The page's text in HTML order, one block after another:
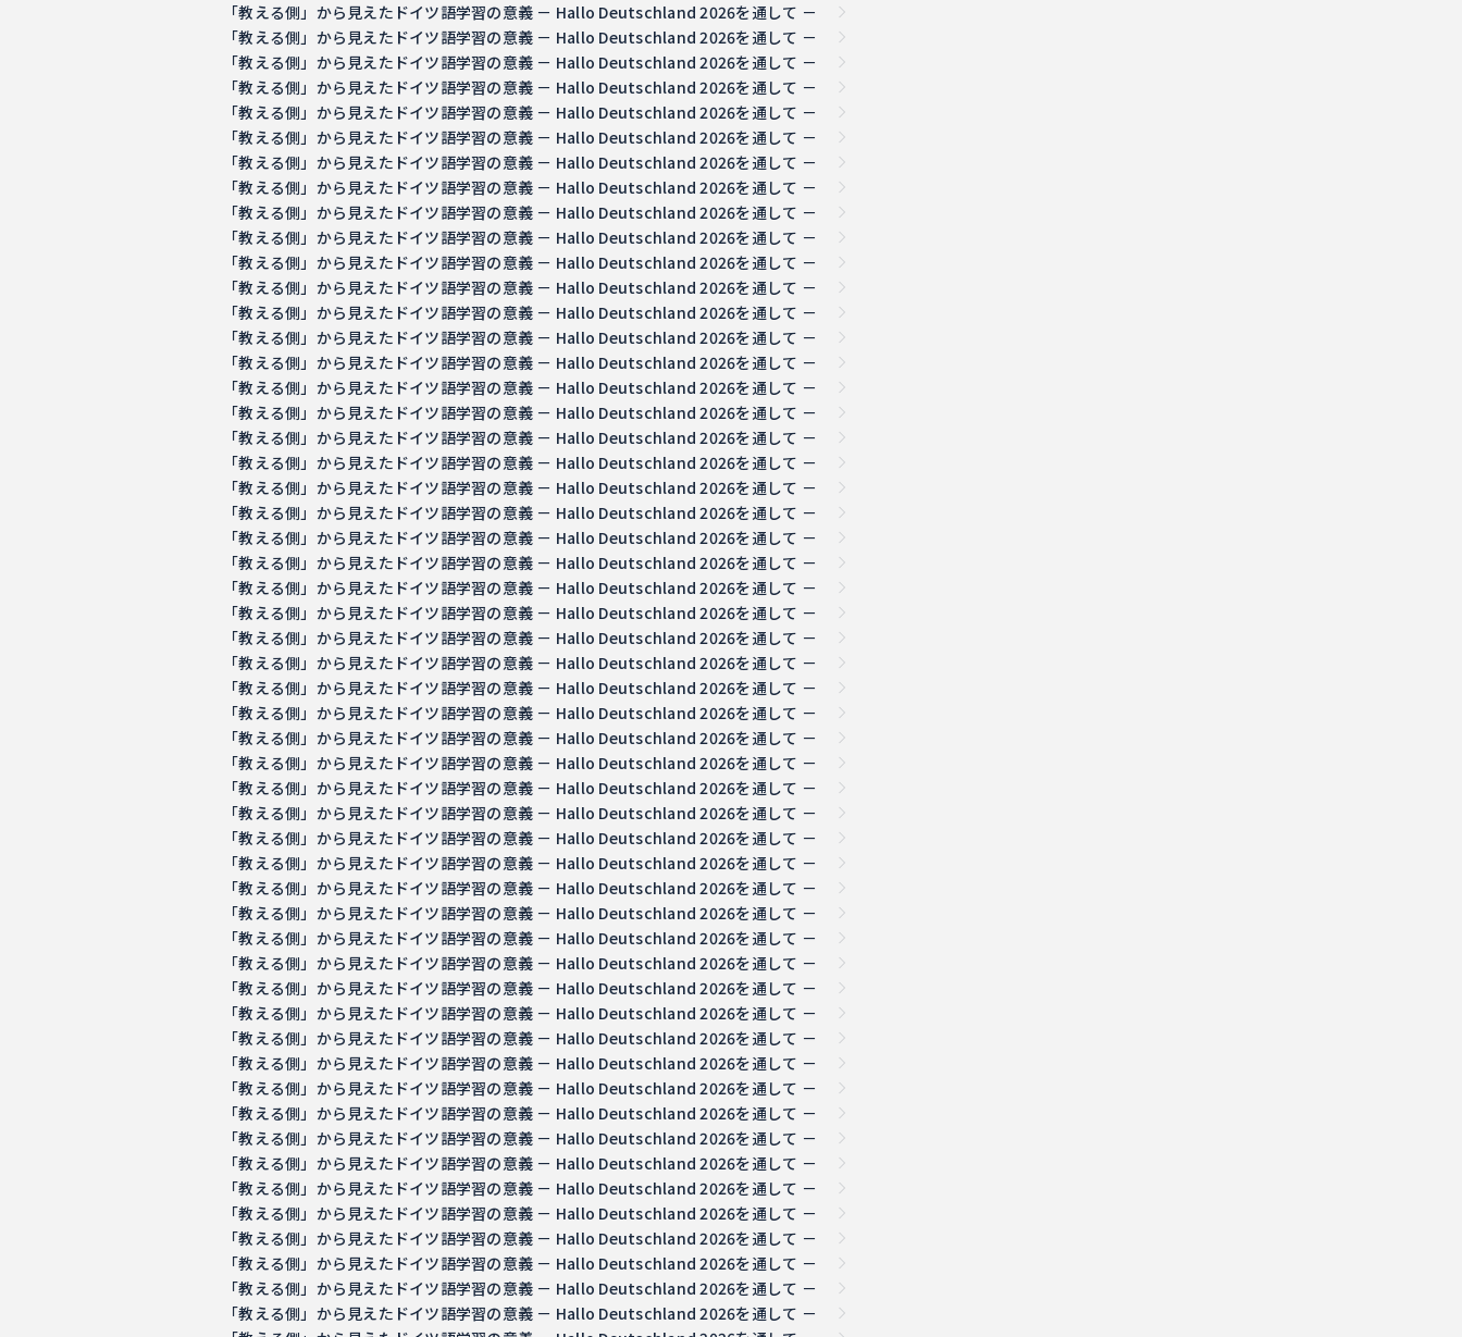
「教える側」から見えたドイツ語学習の意義 － Hallo Deutschland 2026を通して －
「教える側」から見えたドイツ語学習の意義 － Hallo Deutschland 2026を通して －
「教える側」から見えたドイツ語学習の意義 － Hallo Deutschland 2026を通して －
「教える側」から見えたドイツ語学習の意義 － Hallo Deutschland 2026を通して －
「教える側」から見えたドイツ語学習の意義 － Hallo Deutschland 2026を通して －
「教える側」から見えたドイツ語学習の意義 － Hallo Deutschland 2026を通して －
「教える側」から見えたドイツ語学習の意義 － Hallo Deutschland 2026を通して －
「教える側」から見えたドイツ語学習の意義 － Hallo Deutschland 2026を通して －
「教える側」から見えたドイツ語学習の意義 － Hallo Deutschland 2026を通して －
「教える側」から見えたドイツ語学習の意義 － Hallo Deutschland 2026を通して －
「教える側」から見えたドイツ語学習の意義 － Hallo Deutschland 2026を通して －
「教える側」から見えたドイツ語学習の意義 － Hallo Deutschland 2026を通して －
「教える側」から見えたドイツ語学習の意義 － Hallo Deutschland 2026を通して －
「教える側」から見えたドイツ語学習の意義 － Hallo Deutschland 2026を通して －
「教える側」から見えたドイツ語学習の意義 － Hallo Deutschland 2026を通して －
「教える側」から見えたドイツ語学習の意義 － Hallo Deutschland 2026を通して －
「教える側」から見えたドイツ語学習の意義 － Hallo Deutschland 2026を通して －
「教える側」から見えたドイツ語学習の意義 － Hallo Deutschland 2026を通して －
「教える側」から見えたドイツ語学習の意義 － Hallo Deutschland 2026を通して －
「教える側」から見えたドイツ語学習の意義 － Hallo Deutschland 2026を通して －
「教える側」から見えたドイツ語学習の意義 － Hallo Deutschland 2026を通して －
「教える側」から見えたドイツ語学習の意義 － Hallo Deutschland 2026を通して －
「教える側」から見えたドイツ語学習の意義 － Hallo Deutschland 2026を通して －
「教える側」から見えたドイツ語学習の意義 － Hallo Deutschland 2026を通して －
「教える側」から見えたドイツ語学習の意義 － Hallo Deutschland 2026を通して －
「教える側」から見えたドイツ語学習の意義 － Hallo Deutschland 2026を通して －
「教える側」から見えたドイツ語学習の意義 － Hallo Deutschland 2026を通して －
「教える側」から見えたドイツ語学習の意義 － Hallo Deutschland 2026を通して －
「教える側」から見えたドイツ語学習の意義 － Hallo Deutschland 2026を通して －
「教える側」から見えたドイツ語学習の意義 － Hallo Deutschland 2026を通して －
「教える側」から見えたドイツ語学習の意義 － Hallo Deutschland 2026を通して －
「教える側」から見えたドイツ語学習の意義 － Hallo Deutschland 2026を通して －
「教える側」から見えたドイツ語学習の意義 － Hallo Deutschland 2026を通して －
「教える側」から見えたドイツ語学習の意義 － Hallo Deutschland 2026を通して －
「教える側」から見えたドイツ語学習の意義 － Hallo Deutschland 2026を通して －
「教える側」から見えたドイツ語学習の意義 － Hallo Deutschland 2026を通して －
「教える側」から見えたドイツ語学習の意義 － Hallo Deutschland 2026を通して －
「教える側」から見えたドイツ語学習の意義 － Hallo Deutschland 2026を通して －
「教える側」から見えたドイツ語学習の意義 － Hallo Deutschland 2026を通して －
「教える側」から見えたドイツ語学習の意義 － Hallo Deutschland 2026を通して －
「教える側」から見えたドイツ語学習の意義 － Hallo Deutschland 2026を通して －
「教える側」から見えたドイツ語学習の意義 － Hallo Deutschland 2026を通して －
「教える側」から見えたドイツ語学習の意義 － Hallo Deutschland 2026を通して －
「教える側」から見えたドイツ語学習の意義 － Hallo Deutschland 2026を通して －
「教える側」から見えたドイツ語学習の意義 － Hallo Deutschland 2026を通して －
「教える側」から見えたドイツ語学習の意義 － Hallo Deutschland 2026を通して －
「教える側」から見えたドイツ語学習の意義 － Hallo Deutschland 2026を通して －
「教える側」から見えたドイツ語学習の意義 － Hallo Deutschland 2026を通して －
「教える側」から見えたドイツ語学習の意義 － Hallo Deutschland 2026を通して －
「教える側」から見えたドイツ語学習の意義 － Hallo Deutschland 2026を通して －
「教える側」から見えたドイツ語学習の意義 － Hallo Deutschland 2026を通して －
「教える側」から見えたドイツ語学習の意義 － Hallo Deutschland 2026を通して －
「教える側」から見えたドイツ語学習の意義 － Hallo Deutschland 2026を通して －